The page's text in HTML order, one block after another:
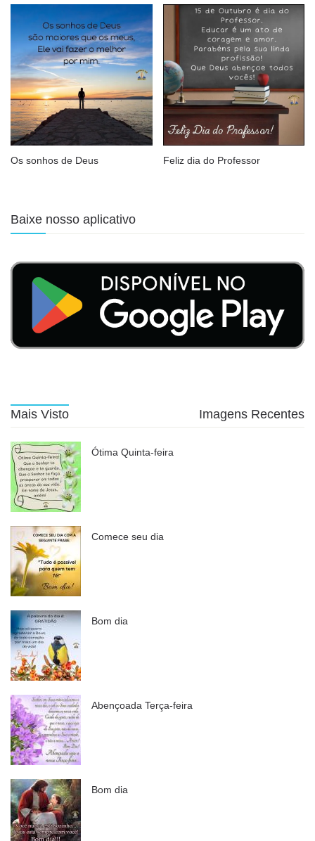
Os sonhos de Deus Feliz dia do Professor
Baixe nosso aplicativo
Mais Visto Imagens Recentes
Ótima Quinta-feira
Comece seu dia
Bom dia
Abençoada Terça-feira
Bom dia